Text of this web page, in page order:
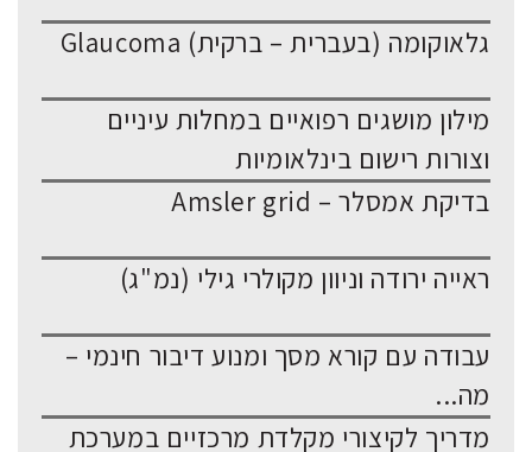
גלאוקומה (בעברית – ברקית) Glaucoma
מילון מושגים רפואיים במחלות עיניים
וצורות רישום בינלאומיות
בדיקת אמסלר – Amsler grid
ראייה ירודה וניוון מקולרי גילי (נמ"ג)
עבודה עם קורא מסך ומנוע דיבור חינמי –
מה...
מדריך לקיצורי מקלדת מרכזיים במערכת